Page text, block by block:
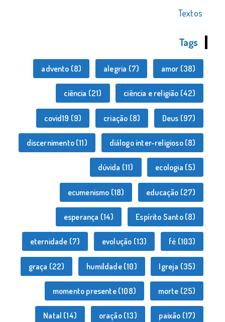
Textos
Tags
advento (8) alegria (7) amor (38)
ciência (21) ciência e religião (42)
covid19 (9) criação (8) Deus (97)
discernimento(11) diálogo inter-religioso(8)
dúvida (11) ecologia (5)
ecumenismo (18) educação (27)
esperança (14) Espírito Santo(8)
eternidade (7) evolução (13) fé (103)
graça (22) humildade(10) Igreja (35)
momento presente(108) morte (25)
Natal (14) oração(13) paixão (17)